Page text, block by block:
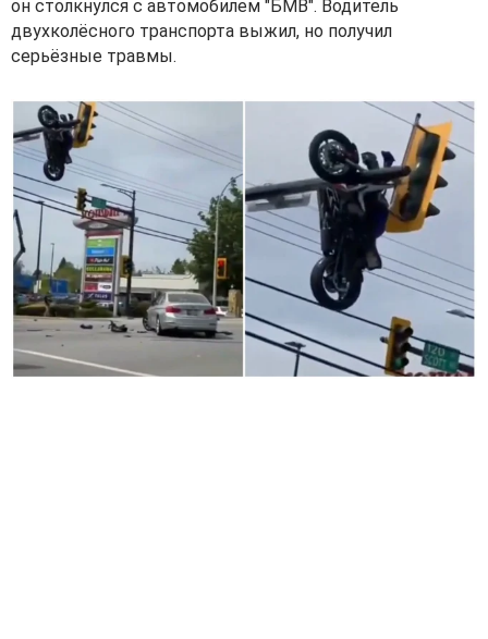
он столкнулся с автомобилем "БМВ". Водитель
двухколёсного транспорта выжил, но получил
серьёзные травмы.